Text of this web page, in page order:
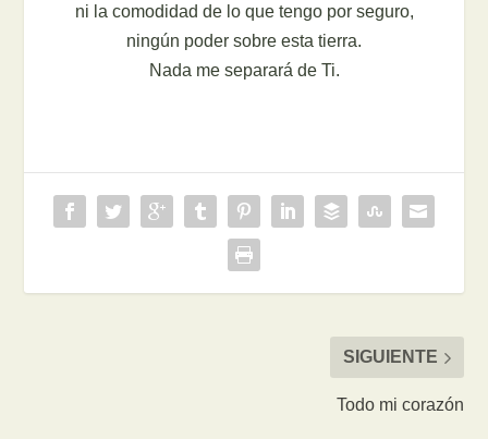
ni la comodidad de lo que tengo por seguro,
ningún poder sobre esta tierra.
Nada me separará de Ti.
SIGUIENTE
Todo mi corazón